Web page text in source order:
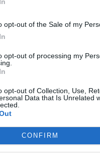
opt-out of the Sale of my
opt-out of processing my
opt-out of Collection, Use,
Data that Is Unrelated
CONFIRM
21 partite, con le